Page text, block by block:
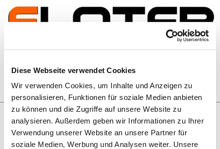
Diese Webseite verwendet Cookies
Wir verwenden Cookies, um Inhalte und Anzeigen zu
personalisieren, Funktionen für soziale Medien anbieten
zu können und die Zugriffe auf unsere Website zu
analysieren. Außerdem geben wir Informationen zu Ihrer
Verwendung unserer Website an unsere Partner für
soziale Medien, Werbung und Analysen weiter. Unsere
Zum Inhalt springen
Artikelsuche
Rechtliches
Hier geht es zu unserenAGB , zumWiderrufsrecht, zum